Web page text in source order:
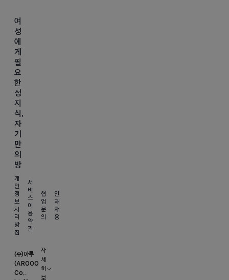
여
성
에
게
필
요
한
성
지
식,
자
기
만
의
방
개
인
정
보
처
리
방
침
서
비
스
이
용
약
관
협
업
문
의
인
재
채
용
(주)아루
(AROOO
Co,.
자
세
히
보